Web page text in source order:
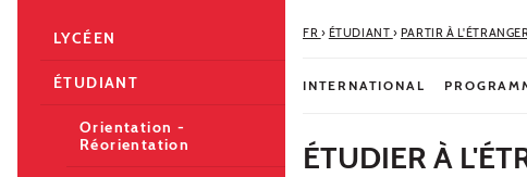
FR › ÉTUDIANT › PARTIR À L'ÉTRANGER
INTERNATIONAL
ÉTUDIER À
LYCÉEN
ÉTUDIANT
Orientation -
Réorientation